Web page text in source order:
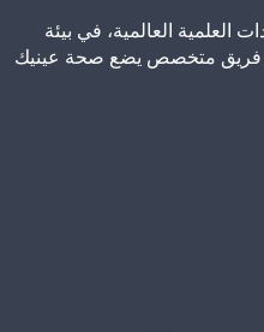
العلمية العالمية، في بيئة
فريق متخصص يضع صحة عينيك